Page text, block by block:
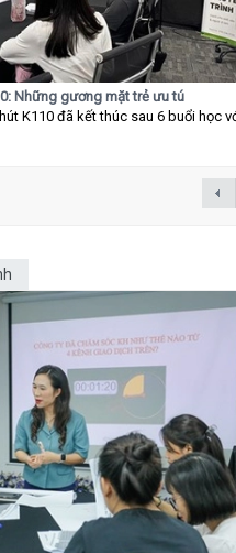
Những gương mặt trẻ ưu tú
K110 đã kết thúc sau 6 buổi học